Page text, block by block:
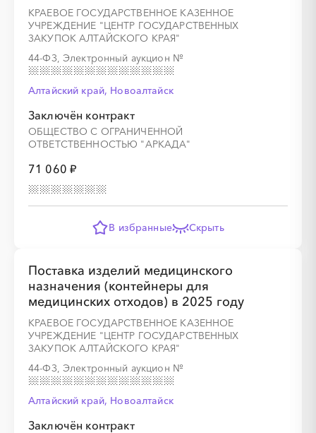
КРАЕВОЕ ГОСУДАРСТВЕННОЕ КАЗЕННОЕ
УЧРЕЖДЕНИЕ "ЦЕНТР ГОСУДАРСТВЕННЫХ
ЗАКУПОК АЛТАЙСКОГО КРАЯ"
44-ФЗ, Электронный аукцион №
Алтайский край, Новоалтайск
Заключён контракт
ОБЩЕСТВО С ОГРАНИЧЕННОЙ
ОТВЕТСТВЕННОСТЬЮ "АРКАДА"
71 060 ₽
В избранные Скрыть
Поставка изделий медицинского
назначения (контейнеры для
медицинских отходов) в 2025 году
КРАЕВОЕ ГОСУДАРСТВЕННОЕ КАЗЕННОЕ
УЧРЕЖДЕНИЕ "ЦЕНТР ГОСУДАРСТВЕННЫХ
ЗАКУПОК АЛТАЙСКОГО КРАЯ"
44-ФЗ, Электронный аукцион №
Алтайский край, Новоалтайск
Заключён контракт